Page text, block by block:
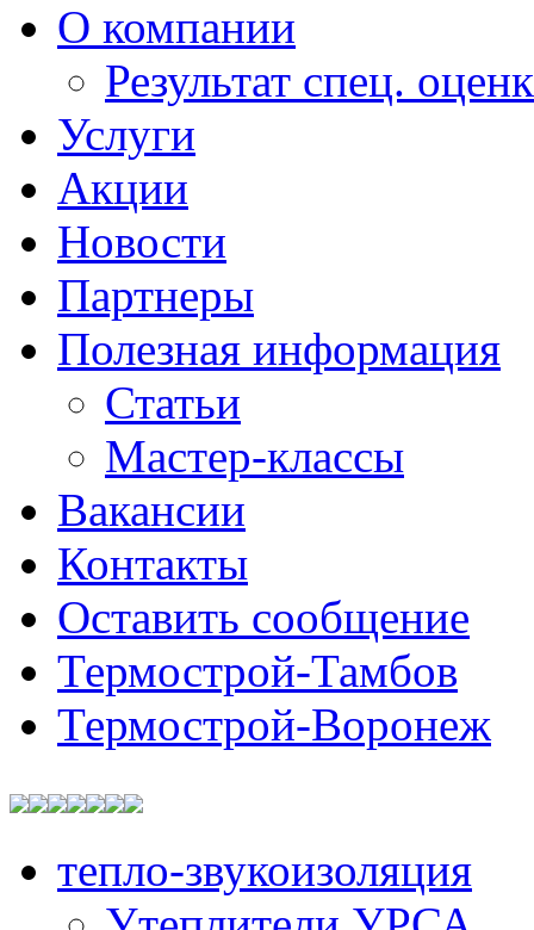
О компании
Результат спец.
Услуги
Акции
Новости
Партнеры
Полезная информация
Статьи
Мастер-классы
Вакансии
Контакты
Оставить сообщение
Термострой-Тамбов
Термострой-Воронеж
тепло-звукоизоляция